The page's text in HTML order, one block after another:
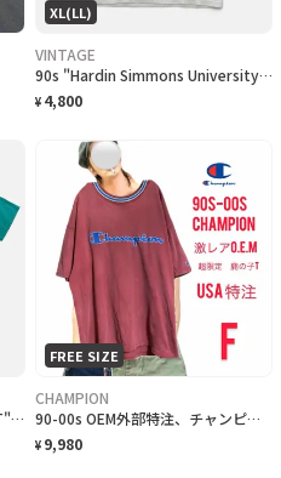
XL(LL)
VINTAGE
90s "Hardin Simmons University Cowboy Baseball" T-Shirt ハーディン シモンズ大学 カウボーイズベースボール Tシャツ [XL]
¥ 4,800
90s "FRUIT OF THE LOOM BEST" Plain T-Shirt フルーツオブザルーム無地Tシャツ [XL]
FREE SIZE
CHAMPION
90-00s OEM外部特注、チャンピオン、刺繍ロゴ鹿子ヘビーウェイトT F フェード
¥ 9,980